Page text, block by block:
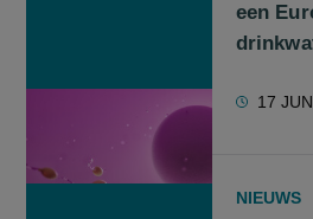
een
17
NIEUWS